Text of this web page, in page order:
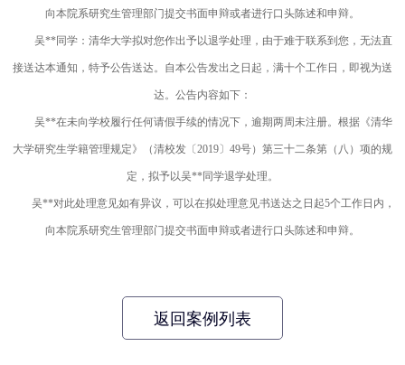
向本院系研究生管理部门提交书面申辩或者进行口头陈述和申辩。
吴**同学：清华大学拟对您作出予以退学处理，由于难于联系到您，无法直
接送达本通知，特予公告送达。自本公告发出之日起，满十个工作日，即视为送
达。公告内容如下：
吴**在未向学校履行任何请假手续的情况下，逾期两周未注册。根据《清华
大学研究生学籍管理规定》（清校发〔2019〕49号）第三十二条第（八）项的规
定，拟予以吴**同学退学处理。
吴**对此处理意见如有异议，可以在拟处理意见书送达之日起5个工作日内，
向本院系研究生管理部门提交书面申辩或者进行口头陈述和申辩。
返回案例列表